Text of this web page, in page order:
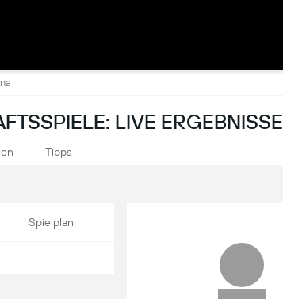
LIVE ERGEBNISSE
Tipps
Spielplan